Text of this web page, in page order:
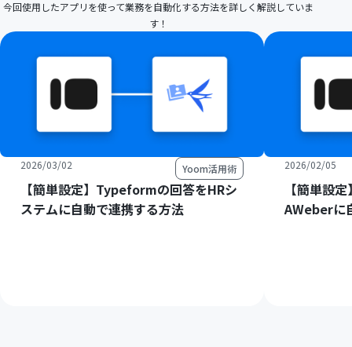
今回使用したアプリを使って業務を自動化する方法を詳しく解説していま
す！
2026/03/02 Yoom活用術
【簡単設定】Typeformの回答をHRシ
ステムに自動で連携する方法
2026/02/05
【簡単設
AWeberに